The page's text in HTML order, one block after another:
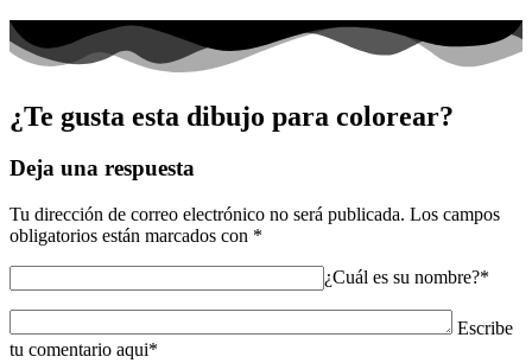
¿Te gusta esta dibujo para colorear?
Deja una respuesta
Tu dirección de correo electrónico no será publicada. Los campos
obligatorios están marcados con *
¿Cuál es su nombre?*
Escribe
tu comentario aqui*